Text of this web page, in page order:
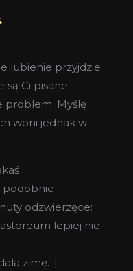
lubienie przyjdzie
są Ci pisane
problem. Myślę
woni jednak w
podobnie
odzwierzęce:
lepiej nie
zimę. :]